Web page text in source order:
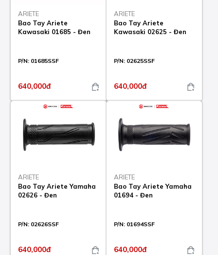
ARIETE
Bao Tay Ariete
Kawasaki 01685 - Đen
P/N: 01685SSF
640,000đ
ARIETE
Bao Tay Ariete
Kawasaki 02625 - Đen
P/N: 02625SSF
640,000đ
ARIETE
Bao Tay Ariete Yamaha
02626 - Đen
P/N: 02626SSF
640,000đ
ARIETE
Bao Tay Ariete Yamaha
01694 - Đen
P/N: 01694SSF
640,000đ